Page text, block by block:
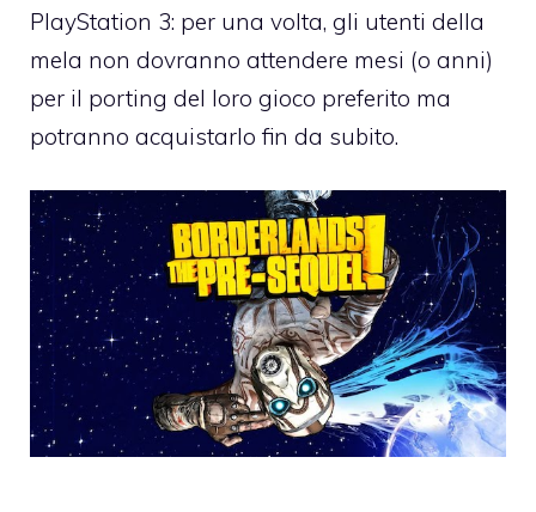
PlayStation 3: per una volta, gli utenti della
mela non dovranno attendere mesi (o anni)
per il porting del loro gioco preferito ma
potranno acquistarlo fin da subito.